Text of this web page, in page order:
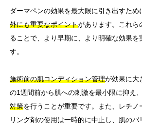
ダーマペンの効果を最大限に引き出すため
外にも重要なポイントがあります。これら
ることで、より早期に、より明確な効果を
す。
施術前の肌コンディション管理が効果に大
の1週間前から肌への刺激を最小限に抑え、
対策を行うことが重要です。また、レチノ
リング剤の使用は一時的に中止し、肌の